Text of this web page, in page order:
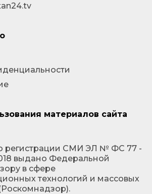
материалов сайта
о регистрации СМИ ЭЛ № ФС 77 -
выдано Федеральной
в сфере
технологий и массовых